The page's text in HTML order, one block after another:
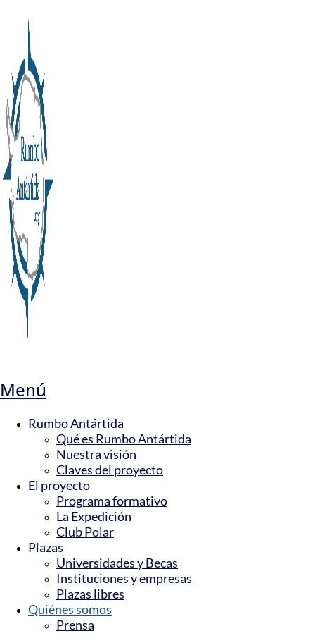
Menú
Rumbo Antártida
Qué es Rumbo Antártida
Nuestra visión
Claves del proyecto
El proyecto
Programa formativo
La Expedición
Club Polar
Plazas
Universidades y Becas
Instituciones y empresas
Plazas libres
Quiénes somos
Prensa